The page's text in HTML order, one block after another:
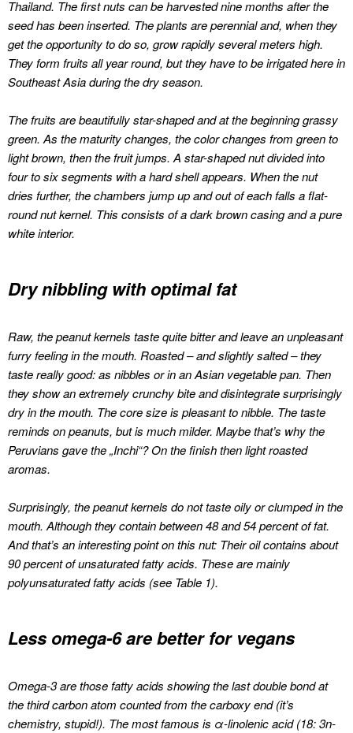
Thailand. The first nuts can be harvested nine months after the
seed has been inserted. The plants are perennial and, when they
get the opportunity to do so, grow rapidly several meters high.
They form fruits all year round, but they have to be irrigated here in
Southeast Asia during the dry season.
The fruits are beautifully star-shaped and at the beginning grassy
green. As the maturity changes, the color changes from green to
light brown, then the fruit jumps. A star-shaped nut divided into
four to six segments with a hard shell appears. When the nut
dries further, the chambers jump up and out of each falls a flat-
round nut kernel. This consists of a dark brown casing and a pure
white interior.
Dry nibbling with optimal fat
Raw, the peanut kernels taste quite bitter and leave an unpleasant
furry feeling in the mouth. Roasted – and slightly salted – they
taste really good: as nibbles or in an Asian vegetable pan. Then
they show an extremely crunchy bite and disintegrate surprisingly
dry in the mouth. The core size is pleasant to nibble. The taste
reminds on peanuts, but is much milder. Maybe that’s why the
Peruvians gave the „Inchi“?On the finish then light roasted
aromas.
Surprisingly, the peanut kernels do not taste oily or clumped in the
mouth. Although they contain between 48 and 54 percent of fat.
And that’s an interesting point on this nut: Their oil contains about
90 percent of unsaturated fatty acids. These are mainly
polyunsaturated fatty acids (see Table 1).
Less omega-6 are better for vegans
Omega-3 are those fatty acids showing the last double bond at
the third carbon atom counted from the carboxy end (it’s
chemistry, stupid!). The most famous is α-linolenic acid (18: 3n-